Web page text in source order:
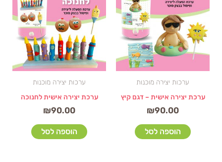
ערכות יצירה מוכנות
ערכת יצירה אישית – דגם קיץ
₪90.00
הוספה לסל
ערכות יצירה מוכנות
ערכת יצירה אישית לחנוכה
₪90.00
הוספה לסל